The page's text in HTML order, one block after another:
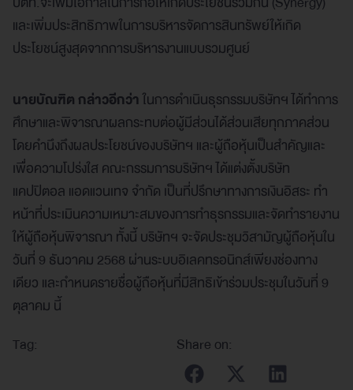
และเพิ่มประสิทธิภาพในการบริหารจัดการสินทรัพย์ให้เกิด
ประโยชน์สูงสุดจากการบริหารงานแบบรวมศูนย์
นายบัณฑิต กล่าวอีกว่าในการดำเนินธุรกรรมบริษัทฯ ได้ทำการ
ศึกษาและพิจารณาผลกระทบต่อผู้มีส่วนได้ส่วนเสียทุกภาคส่วน
โดยคำนึงถึงผลประโยชน์ของบริษัทฯ และผู้ถือหุ้นเป็นสำคัญและ
เพื่อความโปร่งใส คณะกรรมการบริษัทฯ ได้แต่งตั้งบริษัท
แคปปิตอล แอดแวนเทจ จำกัด เป็นที่ปรึกษาทางการเงินอิสระ ทำ
หน้าที่ประเมินความเหมาะสมของการทำธุรกรรมและจัดทำรายงาน
ให้ผู้ถือหุ้นพิจารณา ทั้งนี้ บริษัทฯ จะจัดประชุมวิสามัญผู้ถือหุ้นใน
วันที่ 9 ธันวาคม 2568 ผ่านระบบอิเลคทรอนิกส์เพียงช่องทาง
เดียว และกำหนดรายชื่อผู้ถือหุ้นที่มีสิทธิเข้าร่วมประชุมในวันที่ 9
ตุลาคม นี้
Tag:
Share on: